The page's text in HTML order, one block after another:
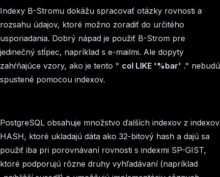
Indexy B-Stromu dokážu spracovať otázky rovnosti a
rozsahu údajov, ktoré možno zoradiť do určitého
usporiadania. Dobrý nápad je použiť B-Strom pre
jedinečný stĺpec, napríklad s e-mailmi. Ale dopyty
zahŕňajúce vzory, ako je tento " col LIKE '%bar' ." nebudú
spustené pomocou indexov.
PostgreSQL obsahuje množstvo ďalších indexov z indexov
HASH, ktoré ukladajú dáta ako 32-bitový hash a dajú sa
použiť iba pri porovnávaní rovnosti s indexmi SP-GIST,
ktoré podporujú rôzne druhy vyhľadávaní (napríklad